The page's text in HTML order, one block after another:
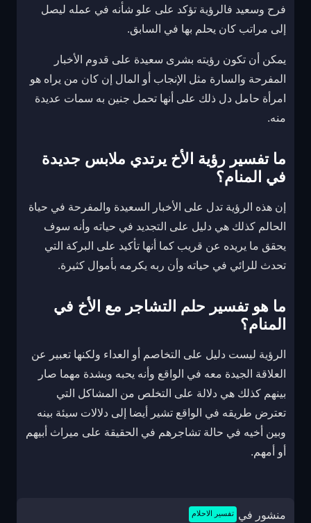
فرح وسعيد فالرؤية تؤكد على علو شأنه في عمله ليصل
إلى مراتب كان يحلم بها في السابق.
يمكن أن تكون رؤيته بشرى سعيدة على قدوم الأخبار
المفرحة والسارة مثل الإنجاب أو المال إن كان من يراه هو
امرأة حامل دل ذلك على أنها تحمل جنين به سمات عديدة
منه.
ما تفسير رؤية الأخ يرتدي ملابس جديدة
في المنام؟
إن هذه الرؤية تدل على الأخبار السعيدة والمفرحة في حياة
الحالم كذلك هي دليل على التجديد في حياته وأنه سوف
يحقق ما يريده عن قريب كما أنها تأكيد على البركة التي
تحدث للرائي في حياته وأن ربه يكرمه بأموال كثيرة.
ما هو تفسير حلم التشاجر مع الأخ في
المنام؟
الرؤية ليست دليل على التخاصم أو العداء ولكنها تعبير عن
العلاقة الجيدة معه في الواقع وأنه يحبه وبشدة مهما صار
بينهم كذلك هي دلالة على التخلص من المشاكل التي
تعترض طريقه في الواقع تشير أيضا إلى دلالات سيئة بينه
وبين أخيه في حالة تشاجرهم في الحقيقة على ميراث أبيهم
أو أمهم.
منشور في تفسير الاحلام